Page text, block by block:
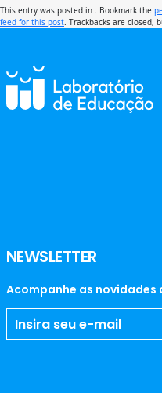
This entry was posted in . Bookmark the
feed for this post . Trackbacks are closed,
NEWSLETTER
Acompanhe as